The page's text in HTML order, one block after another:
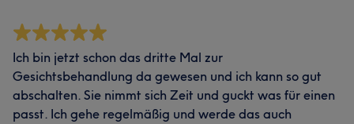
Ich bin jetzt schon das dritte Mal zur
Gesichtsbehandlung da gewesen und ich kann so gut
abschalten. Sie nimmt sich Zeit und guckt was für einen
passt. Ich gehe regelmäßig und werde das auch